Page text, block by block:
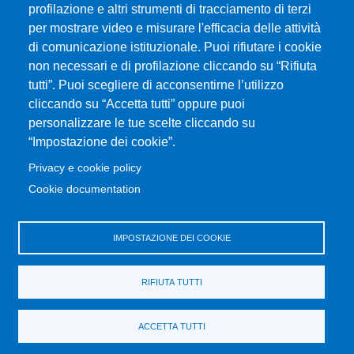
profilazione e altri strumenti di tracciamento di terzi
per mostrare video e misurare l'efficacia delle attività
di comunicazione istituzionale. Puoi rifiutare i cookie
non necessari e di profilazione cliccando su “Rifiuta
tutti”. Puoi scegliere di acconsentirne l’utilizzo
cliccando su “Accetta tutti” oppure puoi
personalizzare le tue scelte cliccando su
“Impostazione dei cookie”.
Privacy e cookie policy
Cookie documentation
IMPOSTAZIONE DEI COOKIE
RIFIUTA TUTTI
ACCETTA TUTTI
Brand Identity
Elenco siti tematici
Servizi per Disabilità e DSA
Sostieni Unime
Performance - trasparenza
Amministrazione trasparente
Note Legali
Atti di notifica
Pianificazione strategica
Privacy e cookie policy
Rivedi le tue scelte sui cookie
Dati di monitoraggio